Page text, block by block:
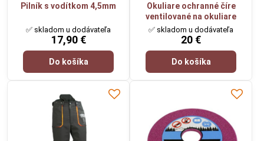
Pilník s vodítkom 4,5mm
✅ skladom u dodávateľa
17,90 €
Do košíka
Okuliare ochranné číre
ventilované na okuliare
✅ skladom u dodávateľa
20 €
Do košíka